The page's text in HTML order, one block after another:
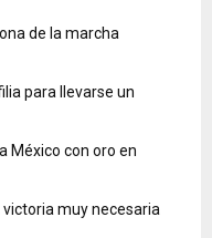
de la marcha
para llevarse un
México con oro en
muy necesaria